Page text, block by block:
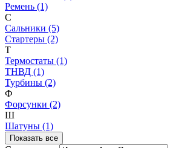
Ремень (1)
С
Сальники (5)
Стартеры (2)
Т
Термостаты (1)
ТНВД (1)
Турбины (2)
Ф
Форсунки (2)
Ш
Шатуны (1)
Показать все